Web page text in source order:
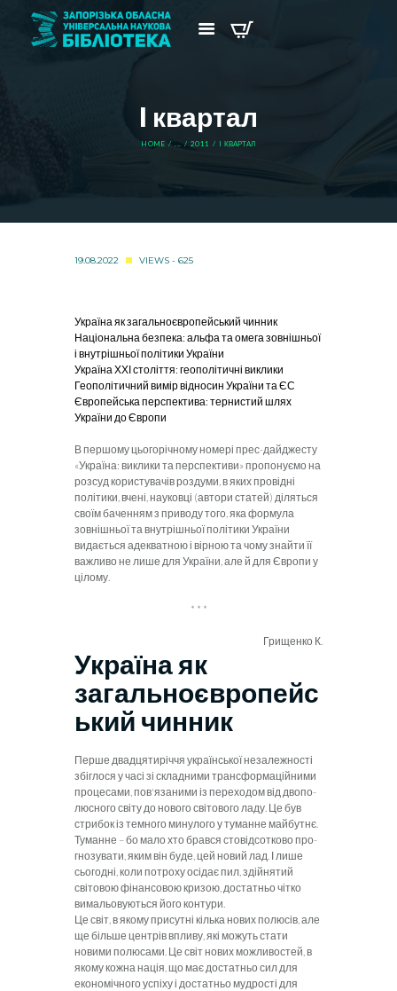
I квартал
HOME ... 2011 I КВАРТАЛ
19.08.2022 VIEWS - 625
Україна як загальноєвропейський чинник
Національна безпека: альфа та омега зовнішньої
і внутрішньої політики України
Україна ХХІ століття: геополітичні виклики
Геополітичний вимір відносин України та ЄС
Європейська перспектива: тернистий шлях
України до Європи
В першомуцьогорічному номері прес-дайджесту
«Україна: виклики та перспективи» пропонуємо на
розсуд користувачів роздуми, в яких провідні
політики, вчені, науковці (автори статей) діляться
своїм баченням з приводу того, яка формула
зовнішньої та внутрішньої політики України
видається адекватною і вірною та чому знайти її
важливо не лише для України, але й для Європи у
цілому.
* * *
Грищенко К.
Україна як
загальноєвропейс
ький чинник
Перше двадцятиріччя української незалежності
збіглося у часі зі склад­ними трансформаційними
процесами, пов'язаними із переходом від двопо­
люсного світу до нового світового ладу. Це був
стрибок із темного мину­лого у туманне майбутнє.
Туманне – бо мало хто брався стовідсотково про­
гнозувати, яким він буде, цей новий лад. І лише
сьогодні, коли потроху осі­дає пил, здійнятий
світовою фінансо­вою кризою, достатньо чітко
вимальо­вуються його контури.
Це світ, в якому присутні кілька нових полюсів, але
ще більше центрів впливу, які можуть стати
новими по­люсами. Це світ нових можливостей, в
якому кожна нація, що має достат­ньо сил для
економічного успіху і до­статньо мудрості для